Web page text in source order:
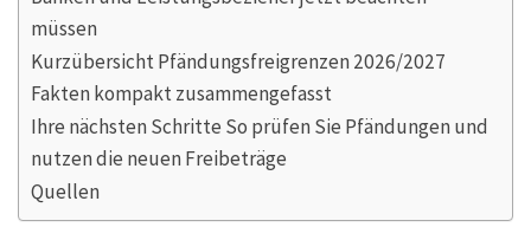
müssen
Kurzübersicht Pfändungsfreigrenzen 2026/2027
Fakten kompakt zusammengefasst
Ihre nächsten Schritte So prüfen Sie Pfändungen und
nutzen die neuen Freibeträge
Quellen